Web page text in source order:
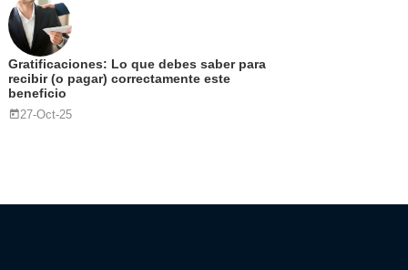
Gratificaciones: Lo que debes saber para
recibir (o pagar) correctamente este
beneficio
27-Oct-25